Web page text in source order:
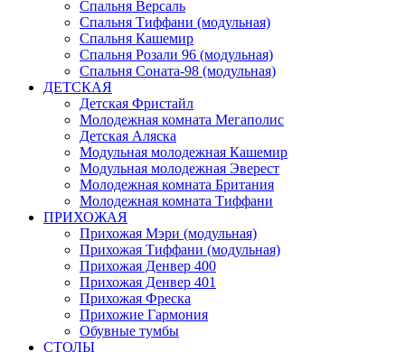
Спальня Версаль
Спальня Тиффани (модульная)
Спальня Кашемир
Спальня Розали 96 (модульная)
Спальня Соната-98 (модульная)
ДЕТСКАЯ
Детская Фристайл
Молодежная комната Мегаполис
Детская Аляска
Модульная молодежная Кашемир
Модульная молодежная Эверест
Молодежная комната Британия
Молодежная комната Тиффани
ПРИХОЖАЯ
Прихожая Мэри (модульная)
Прихожая Тиффани (модульная)
Прихожая Денвер 400
Прихожая Денвер 401
Прихожая Фреска
Прихожие Гармония
Обувные тумбы
СТОЛЫ